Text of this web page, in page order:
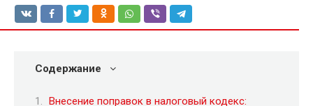
Содержание
Внесение поправок в налоговый кодекс: